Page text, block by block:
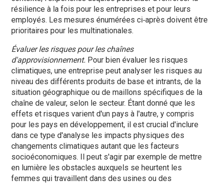
résilience à la fois pour les entreprises et pour leurs
employés. Les mesures énumérées ci‑après doivent être
prioritaires pour les multinationales.
Évaluer les risques pour les chaînes
d'approvisionnement. Pour bien évaluer les risques
climatiques, une entreprise peut analyser les risques au
niveau des différents produits de base et intrants, de la
situation géographique ou de maillons spécifiques de la
chaîne de valeur, selon le secteur. Étant donné que les
effets et risques varient d'un pays à l'autre, y compris
pour les pays en développement, il est crucial d'inclure
dans ce type d'analyse les impacts physiques des
changements climatiques autant que les facteurs
socioéconomiques. Il peut s'agir par exemple de mettre
en lumière les obstacles auxquels se heurtent les
femmes qui travaillent dans des usines ou des